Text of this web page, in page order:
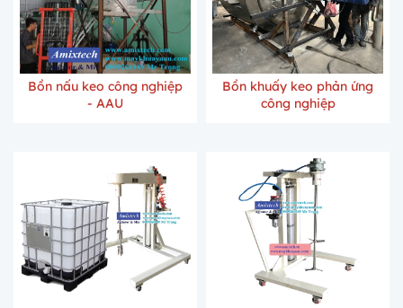
Bồn nấu keo công nghiệp
- AAU
Bồn khuấy keo phản ứng
công nghiệp